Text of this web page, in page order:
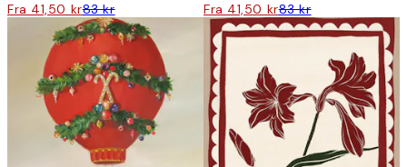
Fra 41,50 kr83 kr Fra 41,50 kr83 kr